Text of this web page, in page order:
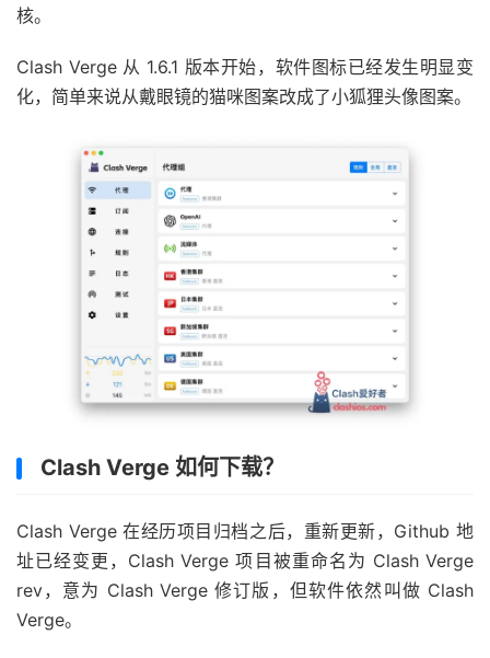
核。
Clash Verge 从 1.6.1 版本开始，软件图标已经发生明显变
化，简单来说从戴眼镜的猫咪图案改成了小狐狸头像图案。
Clash Verge 如何下载？
Clash Verge 在经历项目归档之后，重新更新，Github 地
址已经变更，Clash Verge 项目被重命名为 Clash Verge
rev，意为 Clash Verge 修订版，但软件依然叫做 Clash
Verge。